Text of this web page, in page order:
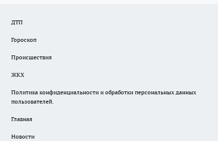
ДТП
Гороскоп
Происшествия
ЖКХ
Политика конфиденциальности и обработки персональных данных
пользователей.
Главная
Новости